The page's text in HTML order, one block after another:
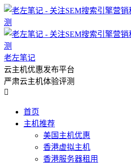
老左笔记
云主机优惠发布平台
严肃云主机体验评测

首页
主机推荐
美国主机优惠
香港虚拟主机
香港服务器租用